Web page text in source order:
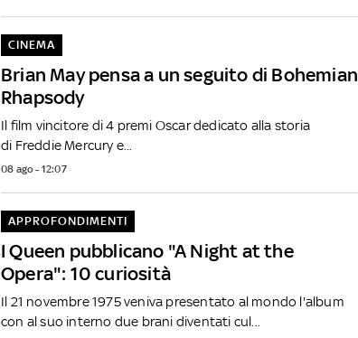
Brian May pensa a un seguito di Bohemian
Rhapsody
CINEMA
Il film vincitore di 4 premi Oscar dedicato alla storia
di Freddie Mercury e...
08 ago - 12:07
I Queen pubblicano "A Night at the
Opera": 10 curiosità
APPROFONDIMENTI
Il 21 novembre 1975 veniva presentato al mondo l'album
con al suo interno due brani diventati cul...